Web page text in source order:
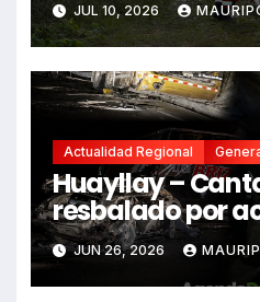
PASCO:
termina con
sin vida en
JUN 18, 2026